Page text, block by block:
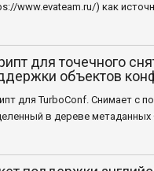
www.evateam.ru/) как
для точечного
объектов
для TurboConf. Снимает с
в дереве метаданных